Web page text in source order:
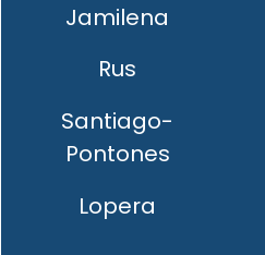
Jamilena
Rus
Santiago-
Pontones
Lopera